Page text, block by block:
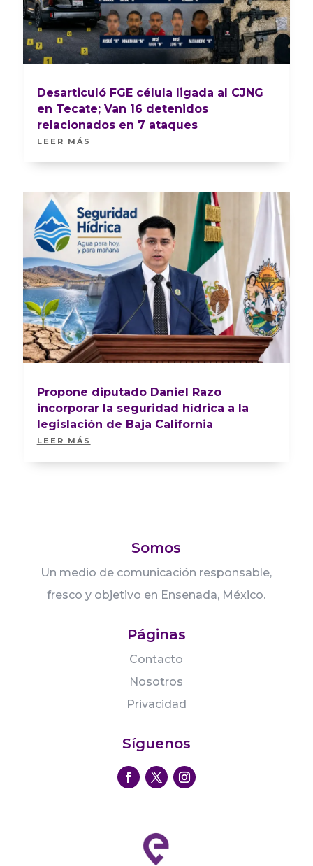
Desarticuló FGE célula ligada al CJNG
en Tecate; Van 16 detenidos
relacionados en 7 ataques
LEER MÁS
Propone diputado Daniel Razo
incorporar la seguridad hídrica a la
legislación de Baja California
LEER MÁS
Somos
Un medio de comunicación responsable,
fresco y objetivo en Ensenada, México.
Páginas
Contacto
Nosotros
Privacidad
Síguenos